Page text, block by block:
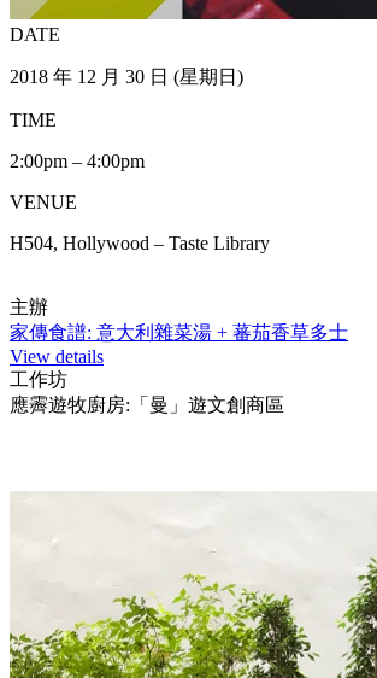
DATE
2018 年 12 月 30 日 (星期日)
TIME
2:00pm – 4:00pm
VENUE
H504, Hollywood – Taste Library
主辦
家傳食譜: 意大利雜菜湯 + 蕃茄香草多士
View details
工作坊
應霽遊牧廚房:「曼」遊文創商區